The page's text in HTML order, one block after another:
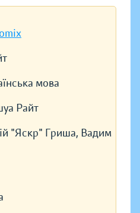
мова
Райт
"Яскр" Гриша, Вадим